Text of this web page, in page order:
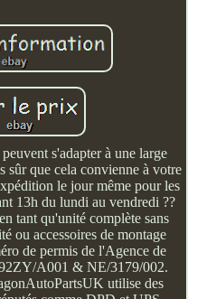
s'adapter à une large
sûr que cela convienne à votre
le jour même pour les
13h du lundi au vendredi ??
tant qu'unité complète sans
ou accessoires de montage
de permis de l'Agence de
A001 & NE/3179/002.
utilise des